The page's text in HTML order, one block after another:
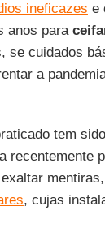
ineficazes e
anos para
se cuidados
a
tem
recentemente
, cujas